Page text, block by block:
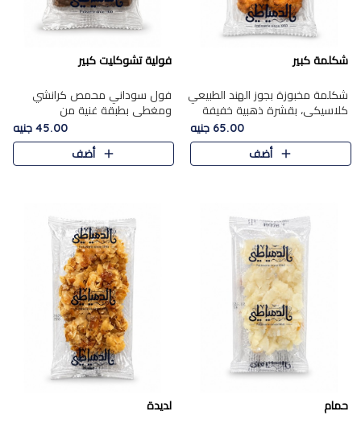
شكلمة كبير
شكلمة مخبوزة بجوز الهند الطبيعي
كلاسيكي، بقشرة ذهبية خفيفة
وقلب طري رطب يذوب في الفم،
تمنحك المذاق الشرقي الحلو الأصيل
التقليدي في كل لقمة.
65.00 جنيه
أضف
فولية تشوكليت كبير
فول سوداني محمص كرانشي
ومغطى بطبقة غنية من
الشوكولاتة، يجمع بين طعم
القرمشة الأصيلة الكلاسكيكية
التقليدية للفول السوداني وحلاوة
45.00 جنيه
أضف
حمام لديدة